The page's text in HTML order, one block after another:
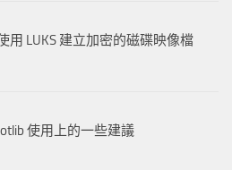
用 LUKS 建立加密的磁碟映像檔
使用上的一些建議